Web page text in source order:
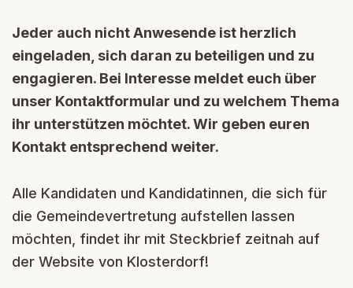
Jeder auch nicht Anwesende ist herzlich
eingeladen, sich daran zu beteiligen und zu
engagieren. Bei Interesse meldet euch über
unser Kontaktformular und zu welchem Thema
ihr unterstützen möchtet. Wir geben euren
Kontakt entsprechend weiter.
Alle Kandidaten und Kandidatinnen, die sich für
die Gemeindevertretung aufstellen lassen
möchten, findet ihr mit Steckbrief zeitnah auf
der Website von Klosterdorf!